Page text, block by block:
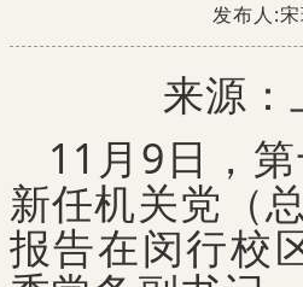
发布人:
来源
11月9日，
新任机关党（
报告在闵行校